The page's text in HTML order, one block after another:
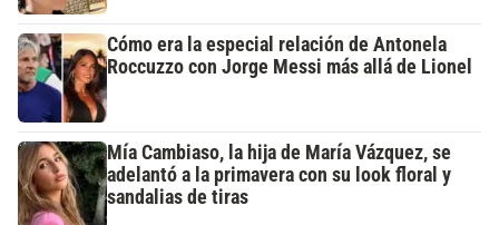
Cómo era la especial relación de Antonela
Roccuzzo con Jorge Messi más allá de Lionel
Mía Cambiaso, la hija de María Vázquez, se
adelantó a la primavera con su look floral y
sandalias de tiras